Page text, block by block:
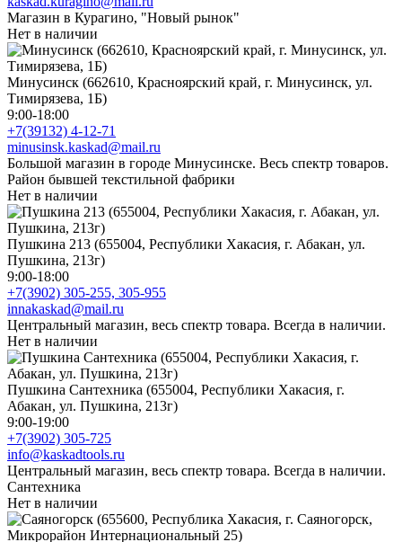
Магазин в Курагино, "Новый рынок"
Нет в наличии
Минусинск (662610, Красноярский край, г. Минусинск, ул.
Тимирязева, 1Б)
9:00-18:00
+7(39132) 4-12-71
minusinsk.kaskad@mail.ru
Большой магазин в городе Минусинске. Весь спектр товаров.
Район бывшей текстильной фабрики
Нет в наличии
Пушкина 213 (655004, Республики Хакасия, г. Абакан, ул.
Пушкина, 213г)
9:00-18:00
+7(3902) 305-255, 305-955
innakaskad@mail.ru
Центральный магазин, весь спектр товара. Всегда в наличии.
Нет в наличии
Пушкина Сантехника (655004, Республики Хакасия, г.
Абакан, ул. Пушкина, 213г)
9:00-19:00
+7(3902) 305-725
info@kaskadtools.ru
Центральный магазин, весь спектр товара. Всегда в наличии.
Сантехника
Нет в наличии